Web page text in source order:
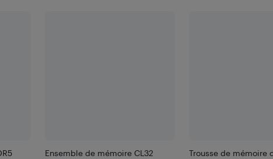
Ensemble de mémoire CL32
Trousse de mémoire